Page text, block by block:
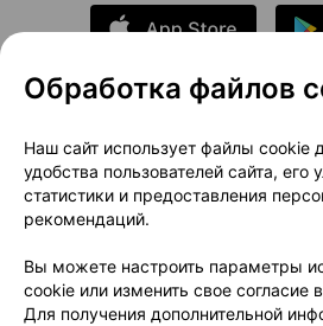
О проекте
Новости
Размещение рекламы
Публичный договор
Способы оплаты
Написать
Обработка файлов
Наш сайт использует файлы cookie
удобства пользователей сайта, его
статистики и предоставления
рекомендаций.
Вы можете настроить параметры
cookie или изменить свое согласие
Для получения дополнительной